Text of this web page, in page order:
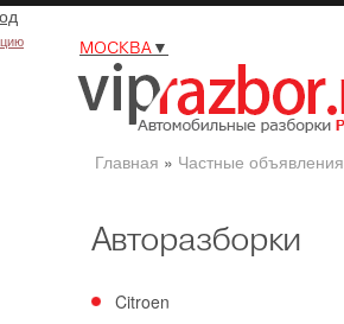
МОСКВА▼
Главная » Частные объявления
Авторазборки
Citroen